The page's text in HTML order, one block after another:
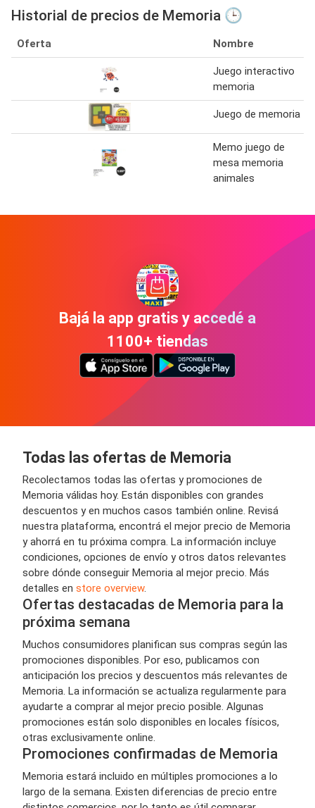
Historial de precios de Memoria 🕒
Oferta Nombre
Juego interactivo
memoria
Juego de memoria
Memo juego de
mesa memoria
animales
Bajá la app gratis y accedé a
1100+ tiendas
Todas las ofertas de Memoria
Recolectamos todas las ofertas y promociones de
Memoria válidas hoy. Están disponibles con grandes
descuentos y en muchos casos también online. Revisá
nuestra plataforma, encontrá el mejor precio de Memoria
y ahorrá en tu próxima compra. La información incluye
condiciones, opciones de envío y otros datos relevantes
sobre dónde conseguir Memoria al mejor precio. Más
detalles en store overview.
Ofertas destacadas de Memoria para la
próxima semana
Muchos consumidores planifican sus compras según las
promociones disponibles. Por eso, publicamos con
anticipación los precios y descuentos más relevantes de
Memoria. La información se actualiza regularmente para
ayudarte a comprar al mejor precio posible. Algunas
promociones están solo disponibles en locales físicos,
otras exclusivamente online.
Promociones confirmadas de Memoria
Memoria estará incluido en múltiples promociones a lo
largo de la semana. Existen diferencias de precio entre